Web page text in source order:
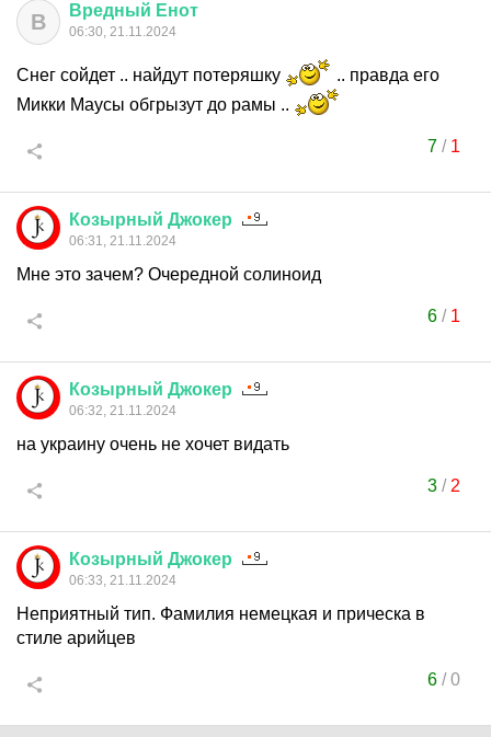
В Вредный Енот
06:30, 21.11.2024
Снег сойдет .. найдут потеряшку
.. правда его
Микки Маусы обгрызут до рамы ..
7/ 1
Козырный Джокер
06:31, 21.11.2024
Мне это зачем? Очередной солиноид
6/ 1
Козырный Джокер
06:32, 21.11.2024
на украину очень не хочет видать
3/ 2
Козырный Джокер
06:33, 21.11.2024
Неприятный тип. Фамилия немецкая и прическа в
стиле арийцев
6/0